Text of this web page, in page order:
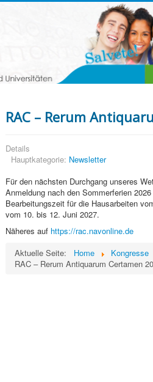
RAC – Rerum
Details
Hauptkategorie: Newsletter
Für den nächsten Durchgang unseres
Anmeldung nach den Sommerferien
Bearbeitungszeit für die Hausarbeiten
vom 10. bis 12. Juni 2027.
Näheres auf https://rac.navonline.de
Aktuelle Seite:
Home Kongresse
RAC – Rerum Antiquarum Certamen